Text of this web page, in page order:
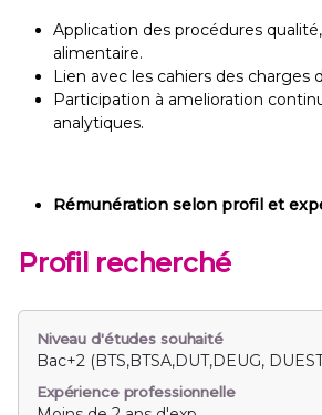
Application des procédures
alimentaire.
Lien avec les cahiers des charges
Participation à amelioration
analytiques.
Rémunération selon profil et
Profil recherché
Niveau d'études souhaité
Bac+2 (BTS,BTSA,DUT,DEUG,
Expérience professionnelle